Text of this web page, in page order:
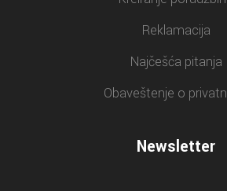
Reklamacija
Najčešća pitanja
Obaveštenje o
Newsletter